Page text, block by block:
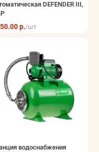
DEFENDER III,
р./шт
водоснабжения